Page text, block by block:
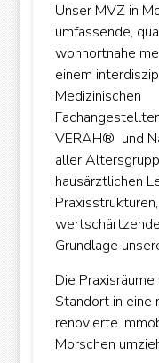
Unser MVZ in
umfassende,
wohnortnahe
einem
Medizinischen
VERAH® und
aller
hausärztlichen
Grundlage
Die
Standort in eine
renovierte
Morschen